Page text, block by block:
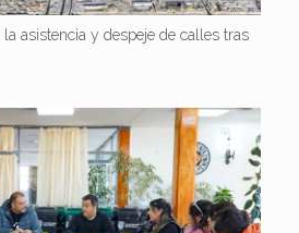
asistencia y despeje de calles tras